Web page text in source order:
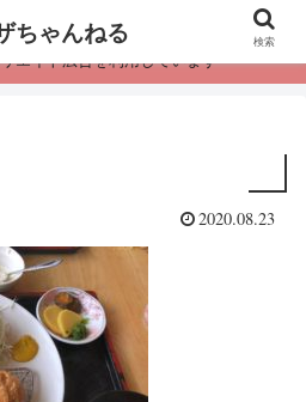
エイト広告を利用しています
2020.08.23
ちゃんねる 検索